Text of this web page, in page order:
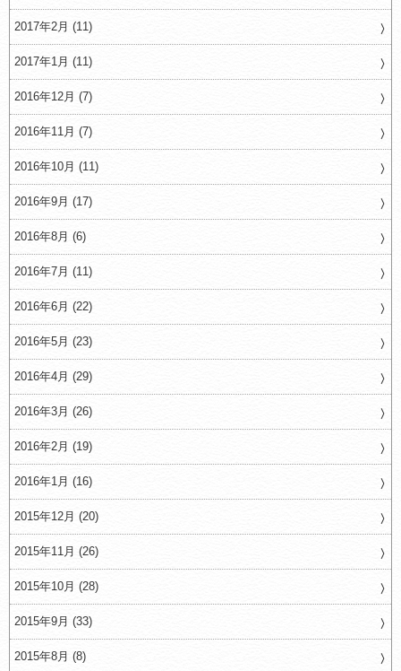
2017年2月 (11)
2017年1月 (11)
2016年12月 (7)
2016年11月 (7)
2016年10月 (11)
2016年9月 (17)
2016年8月 (6)
2016年7月 (11)
2016年6月 (22)
2016年5月 (23)
2016年4月 (29)
2016年3月 (26)
2016年2月 (19)
2016年1月 (16)
2015年12月 (20)
2015年11月 (26)
2015年10月 (28)
2015年9月 (33)
2015年8月 (8)